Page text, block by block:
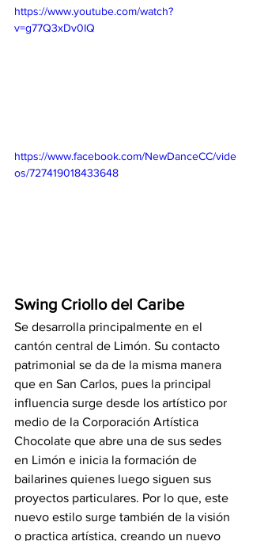
https://www.youtube.com/watch?
v=g77Q3xDv0IQ
https://www.facebook.com/NewDanceCC/vide
os/727419018433648
Swing Criollo del Caribe
Se desarrolla principalmente en el
cantón central de Limón. Su contacto
patrimonial se da de la misma manera
que en San Carlos, pues la principal
influencia surge desde los artístico por
medio de la Corporación Artística
Chocolate que abre una de sus sedes
en Limón e inicia la formación de
bailarines quienes luego siguen sus
proyectos particulares. Por lo que, este
nuevo estilo surge también de la visión
o practica artística, creando un nuevo